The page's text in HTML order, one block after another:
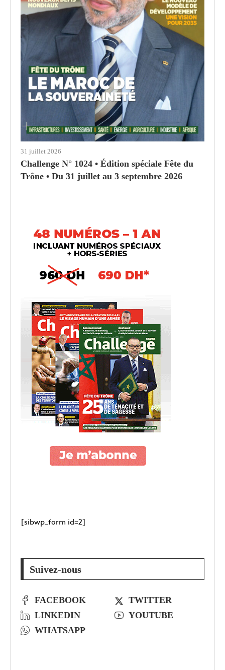
31 juillet 2026
Challenge N° 1024 • Édition spéciale Fête du
Trône • Du 31 juillet au 3 septembre 2026
[sibwp_form id=2]
Suivez-nous
FACEBOOK
TWITTER
LINKEDIN
YOUTUBE
WHATSAPP